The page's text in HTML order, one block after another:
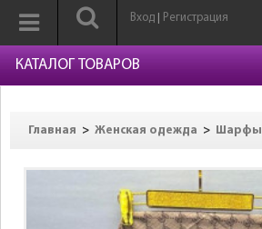
Вход Регистрация
КАТАЛОГ ТОВАРОВ
Главная > Женская одежда > Шарфы